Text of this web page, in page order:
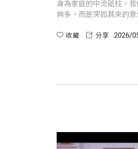
身為家庭的中流砥柱，
夠多，而是突如其來的
「守穩」，我們必須為家
收藏 分享 2026/